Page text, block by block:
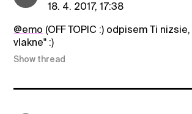
18. 4. 2017, 17:38
@emo (OFF TOPIC :) odpisem Ti
vlakne" :)
Show thread